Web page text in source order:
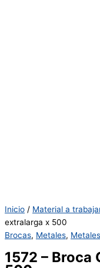
Inicio / Material a
extralarga x 500
Brocas, Metales, Metales
1572 – Broca